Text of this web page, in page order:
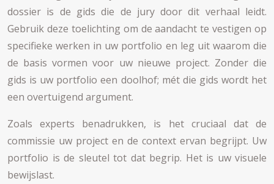
dossier is de gids die de jury door dit verhaal leidt.
Gebruik deze toelichting om de aandacht te vestigen op
specifieke werken in uw portfolio en leg uit waarom die
de basis vormen voor uw nieuwe project. Zonder die
gids is uw portfolio een doolhof; mét die gids wordt het
een overtuigend argument.
Zoals experts benadrukken, is het cruciaal dat de
commissie uw project en de context ervan begrijpt. Uw
portfolio is de sleutel tot dat begrip. Het is uw visuele
bewijslast.